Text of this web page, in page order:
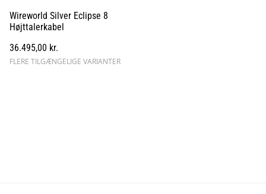
Wireworld Silver Eclipse 8
Højttalerkabel
36.495,00 kr.
FLERE TILGÆNGELIGE VARIANTER